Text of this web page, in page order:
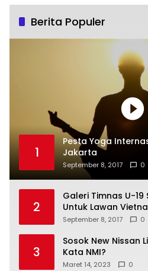
Berita Populer
1
Pesta Yoga
Jakarta
September 8, 2017